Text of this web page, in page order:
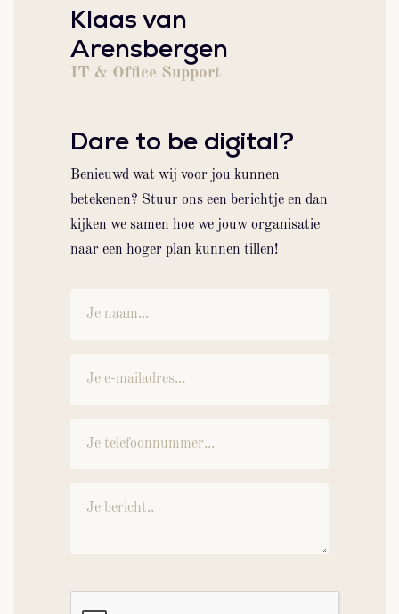
Klaas van
Arensbergen
IT & Office Support
Dare to be digital?
Benieuwd wat wij voor jou kunnen
betekenen? Stuur ons een berichtje en dan
kijken we samen hoe we jouw organisatie
naar een hoger plan kunnen tillen!